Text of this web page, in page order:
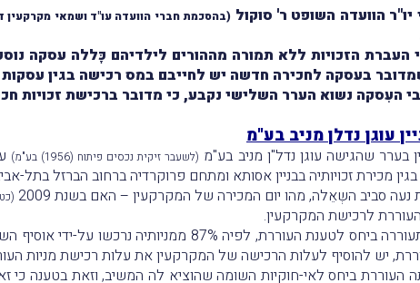
יו"ר הוועדה השופט ר' סוקול (בהסכמת חברי הוועדה עו"ד ושמאי מקרקעין
בעסקה לחכירה חדשה יש לחייבם במס רכישה בגין
העִסקה נשוא הערר השלישי נקבע, כי מדובר ברכישת זכויות
עוגן נדלן מניב בע"מ
בערר שהגישה עוגן נדל"ן מניב בע"מ (לשעבר זיקית נכסים פיתוח (1956) בע"מ)
מכירת זכויותיה בבניין אסותא ומתחם פרוקרדיה ברחוב הברזל בתל-
סביב השְאֵלה, מהו יום המכירה של המקרקעין – האם בשנת 2009
לרכישת המקרקעין.
לפיה 87% ממניותיה נרכשו על-ידי אוסיף השקעות ופיתוח בע"מ (
יש להוסיף לעלות הרכישה של המקרקעין את עלות רכישת מניות